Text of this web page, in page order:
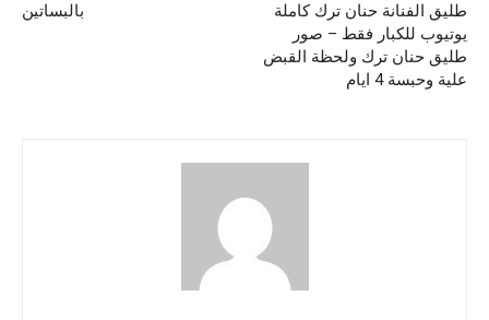
بالبساتين
طليق الفنانة حنان ترك كاملة
يوتيوب للكبار فقط – صور
طليق حنان ترك ولحظة القبض
علية وحبسة 4 ايام